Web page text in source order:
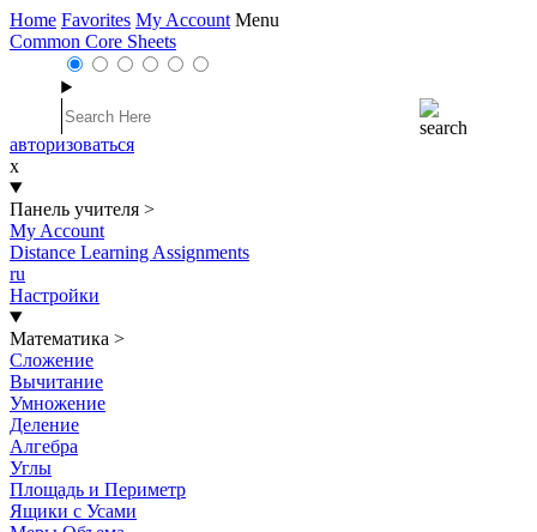
Home Favorites My Account Menu
Common Core Sheets
авторизоваться
x
Панель учителя >
My Account
Distance Learning Assignments
ru
Настройки
Математика >
Сложение
Вычитание
Умножение
Деление
Алгебра
Углы
Площадь и Периметр
Ящики с Усами